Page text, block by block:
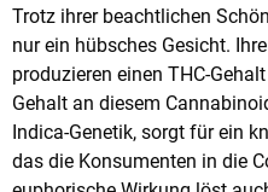
Trotz ihrer beachtlichen
nur ein hübsches Gesicht.
produzieren einen THC-
Gehalt an diesem
Indica-Genetik, sorgt für ein
das die Konsumenten in die